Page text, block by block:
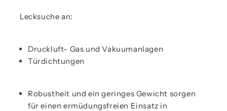
Lecksuche an:
Druckluft- Gas und Vakuumanlagen
Türdichtungen
Robustheit und ein geringes Gewicht sorgen
für einen ermüdungsfreien Einsatz in